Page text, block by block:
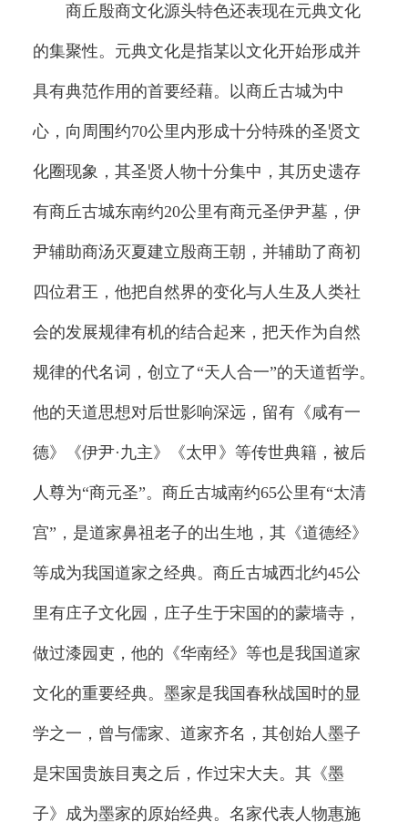
商丘殷商文化源头特色还表现在元典文化
的集聚性。元典文化是指某以文化开始形成并
具有典范作用的首要经藉。以商丘古城为中
心，向周围约70公里内形成十分特殊的圣贤文
化圈现象，其圣贤人物十分集中，其历史遗存
有商丘古城东南约20公里有商元圣伊尹墓，伊
尹辅助商汤灭夏建立殷商王朝，并辅助了商初
四位君王，他把自然界的变化与人生及人类社
会的发展规律有机的结合起来，把天作为自然
规律的代名词，创立了“天人合一”的天道哲学。
他的天道思想对后世影响深远，留有《咸有一
德》《伊尹·九主》《太甲》等传世典籍，被后
人尊为“商元圣”。商丘古城南约65公里有“太清
宫”，是道家鼻祖老子的出生地，其《道德经》
等成为我国道家之经典。商丘古城西北约45公
里有庄子文化园，庄子生于宋国的的蒙墙寺，
做过漆园吏，他的《华南经》等也是我国道家
文化的重要经典。墨家是我国春秋战国时的显
学之一，曾与儒家、道家齐名，其创始人墨子
是宋国贵族目夷之后，作过宋大夫。其《墨
子》成为墨家的原始经典。名家代表人物惠施